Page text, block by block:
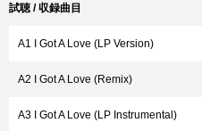
試聴 / 収録曲目
A1 I Got A Love (LP Version)
A2 I Got A Love (Remix)
A3 I Got A Love (LP Instrumental)